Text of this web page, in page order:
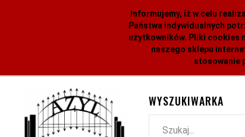
Informujemy, iż w celu
Państwa indywidualnych
użytkowników. Pliki cookies
naszego sklepu
stosowanie
WYSZUKIWARKA
Szukaj...